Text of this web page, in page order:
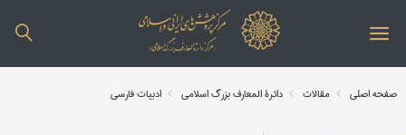
صفحه اصلی مقالات دائرة المعارف بزرگ اسلامی ادبیات فارسی